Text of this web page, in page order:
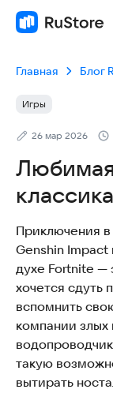
Главная Блог
Игры
26 мар 2026
Приключения
Genshin Impact
духе Fortnite —
хочется сдуть
вспомнить
компании злых
такую
вытирать